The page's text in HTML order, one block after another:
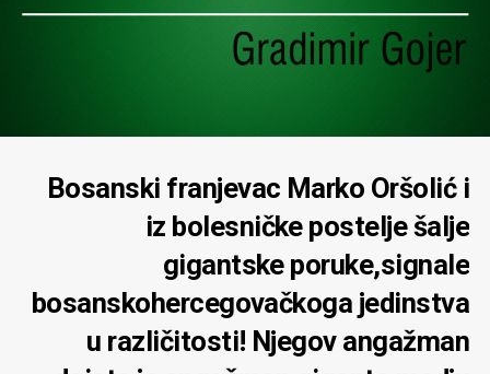
Bosanski franjevac Marko Oršolić i
iz bolesničke postelje šalje
gigantske poruke,signale
bosanskohercegovačkoga jedinstva
u različitosti! Njegov angažman